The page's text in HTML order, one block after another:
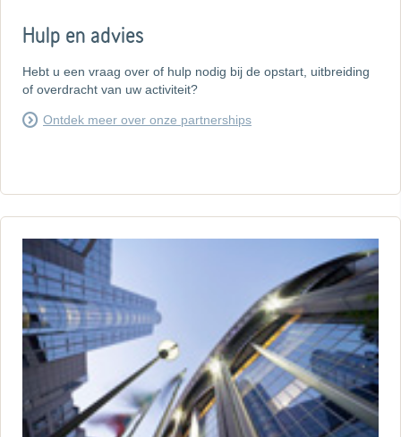
Hulp en advies
Hebt u een vraag over of hulp nodig bij de opstart, uitbreiding
of overdracht van uw activiteit?
Ontdek meer over onze partnerships